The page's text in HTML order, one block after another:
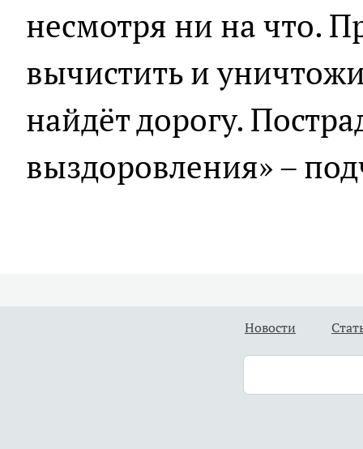
несмотря ни на что.
вычистить и
найдёт дорогу.
выздоровления» –
Новости